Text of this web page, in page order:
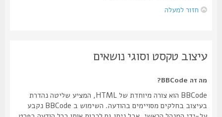
חזור למעלה
עיצוב טקסט וסוגי נושאים
מה זה BBCode?
BBCode הוא צורה מיוחדת של HTML, המציע שליטה נהדרת
בעיצוב בחלקים מסויימים בהודעה. השימוש ב BBCode נקבע